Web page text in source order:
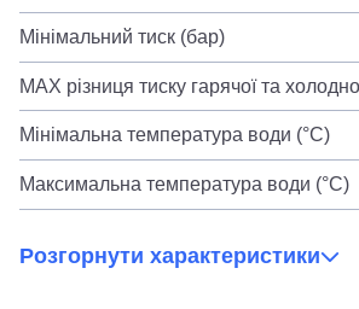
Мінімальний тиск (бар)
MAX різниця тиску гарячої та
Мінімальна температура води (°C)
Максимальна температура води (°C)
Розгорнути характеристики